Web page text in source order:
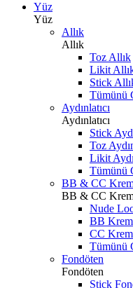
Yüz
Yüz
Allık
Allık
Toz Allık
Likit
Stick
Tümünü
Aydınlatıcı
Aydınlatıcı
Stick
Toz
Likit
Tümünü
BB & CC
BB & CC
Nude
BB Krem
CC Krem
Tümünü
Fondöten
Fondöten
Stick